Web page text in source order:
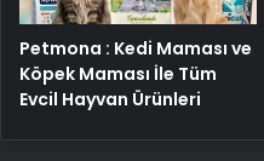
Petmona : Kedi Maması ve
Köpek Maması İle Tüm
Evcil Hayvan Ürünleri